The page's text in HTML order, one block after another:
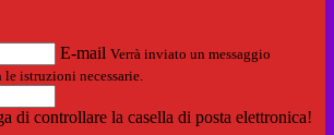
E-mail Verrà inviato un messaggio
istruzioni necessarie.
di controllare la casella di posta elettronica!